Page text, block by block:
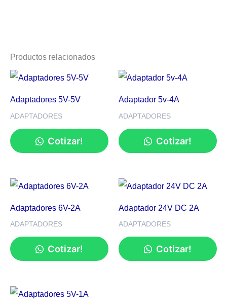
Productos relacionados
Adaptadores 5V-5V
ADAPTADORES
Cotizar!
Adaptador 5v-4A
ADAPTADORES
Cotizar!
Adaptadores 6V-2A
ADAPTADORES
Cotizar!
Adaptador 24V DC 2A
ADAPTADORES
Cotizar!